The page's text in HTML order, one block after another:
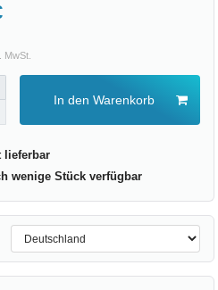
MwSt.
In den Warenkorb
lieferbar
wenige Stück verfügbar